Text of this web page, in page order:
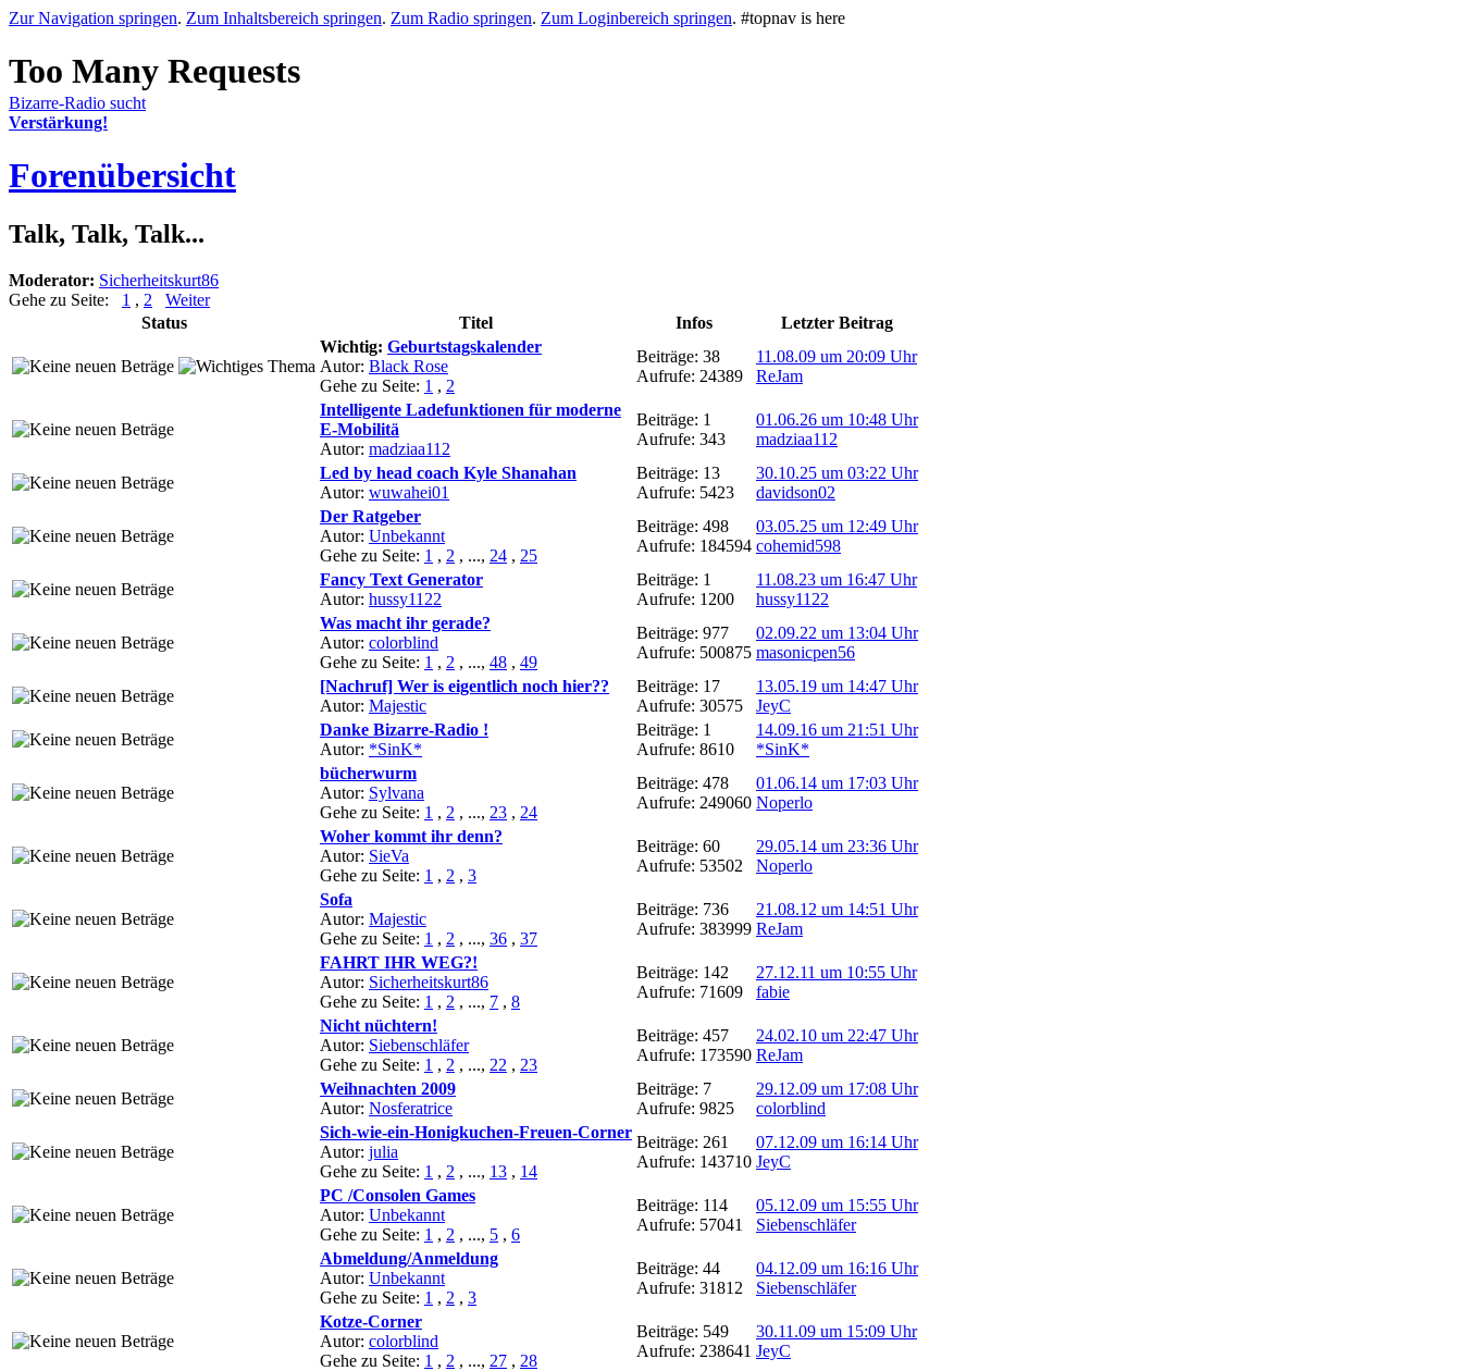
Zur Navigation springen. Zum Inhaltsbereich springen. Zum Radio springen. Zum Loginbereich springen. #topnav is here
Bizarre-Radio sucht
Verstärkung!
Forenübersicht
Talk, Talk, Talk...
Moderator: Sicherheitskurt86
Gehe zu Seite: 1 , 2
Weiter
Status
Titel Infos
Letzter Beitrag
Wichtig: Geburtstagskalender
Autor: Black Rose
Gehe zu Seite: 1 , 2
Beiträge: 38
Aufrufe: 24389
11.08.09 um 20:09 Uhr
ReJam
Intelligente Ladefunktionen für moderne
E-Mobilitä
Autor: madziaa112
Beiträge: 1
Aufrufe: 343
01.06.26 um 10:48 Uhr
madziaa112
Led by head coach Kyle Shanahan
Autor: wuwahei01
Beiträge: 13
Aufrufe: 5423
30.10.25 um 03:22 Uhr
davidson02
Der Ratgeber
Autor: Unbekannt
Gehe zu Seite: 1 , 2 , ..., 24 , 25
Beiträge: 498
Aufrufe: 184594
03.05.25 um 12:49 Uhr
cohemid598
Fancy Text Generator
Autor: hussy1122
Beiträge: 1
Aufrufe: 1200
11.08.23 um 16:47 Uhr
hussy1122
Was macht ihr gerade?
Autor: colorblind
Gehe zu Seite: 1 , 2 , ..., 48 , 49
Beiträge: 977
Aufrufe: 500875
02.09.22 um 13:04 Uhr
masonicpen56
[Nachruf] Wer is eigentlich noch hier??
Autor: Majestic
Beiträge: 17
Aufrufe: 30575
13.05.19 um 14:47 Uhr
JeyC
Danke Bizarre-Radio !
Autor: *SinK*
Beiträge: 1
Aufrufe: 8610
14.09.16 um 21:51 Uhr
*SinK*
bücherwurm
Autor: Sylvana
Gehe zu Seite: 1 , 2 , ..., 23 , 24
Beiträge: 478
Aufrufe: 249060
01.06.14 um 17:03 Uhr
Noperlo
Woher kommt ihr denn?
Autor: SieVa
Gehe zu Seite: 1 , 2 , 3
Beiträge: 60
Aufrufe: 53502
29.05.14 um 23:36 Uhr
Noperlo
Sofa
Autor: Majestic
Gehe zu Seite: 1 , 2 , ..., 36 , 37
Beiträge: 736
Aufrufe: 383999
21.08.12 um 14:51 Uhr
ReJam
FAHRT IHR WEG?!
Autor: Sicherheitskurt86
Gehe zu Seite: 1 , 2 , ..., 7 , 8
Beiträge: 142
Aufrufe: 71609
27.12.11 um 10:55 Uhr
fabie
Nicht nüchtern!
Autor: Siebenschläfer
Gehe zu Seite: 1 , 2 , ..., 22 , 23
Beiträge: 457
Aufrufe: 173590
24.02.10 um 22:47 Uhr
ReJam
Weihnachten 2009
Autor: Nosferatrice
Beiträge: 7
Aufrufe: 9825
29.12.09 um 17:08 Uhr
colorblind
Sich-wie-ein-Honigkuchen-Freuen-Corner
Autor: julia
Gehe zu Seite: 1 , 2 , ..., 13 , 14
Beiträge: 261
Aufrufe: 143710
07.12.09 um 16:14 Uhr
JeyC
PC /Consolen Games
Autor: Unbekannt
Gehe zu Seite: 1 , 2 , ..., 5 , 6
Beiträge: 114
Aufrufe: 57041
05.12.09 um 15:55 Uhr
Siebenschläfer
Abmeldung/Anmeldung
Autor: Unbekannt
Gehe zu Seite: 1 , 2 , 3
Beiträge: 44
Aufrufe: 31812
04.12.09 um 16:16 Uhr
Siebenschläfer
Kotze-Corner
Autor: colorblind
Gehe zu Seite: 1 , 2 , ..., 27 , 28
Beiträge: 549
Aufrufe: 238641
30.11.09 um 15:09 Uhr
JeyC